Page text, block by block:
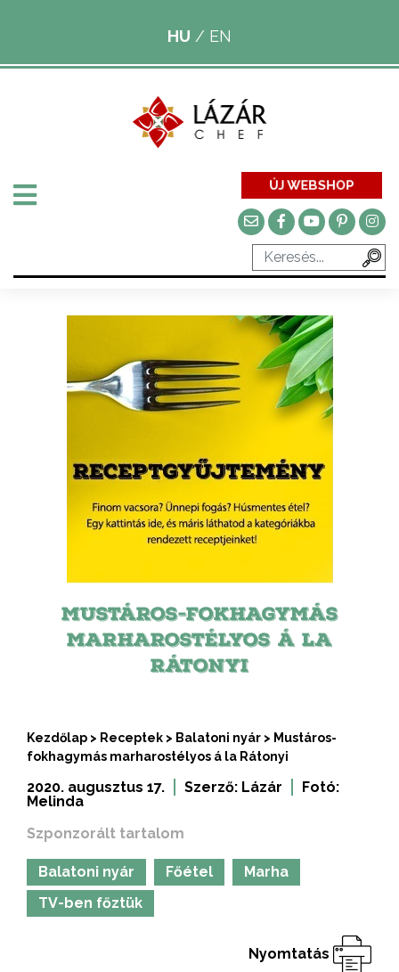
HU / EN
ÚJ WEBSHOP
MUSTÁROS-FOKHAGYMÁS
MARHAROSTÉLYOS Á LA
RÁTONYI
Kezdőlap > Receptek > Balatoni nyár > Mustáros-
fokhagymás marharostélyos á la Rátonyi
2020. augusztus 17. Szerző: Lázár
Fotó:
Melinda
Szponzorált tartalom
Balatoni nyár Főétel
Marha
TV-ben főztük
Nyomtatás